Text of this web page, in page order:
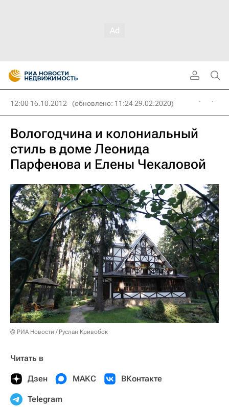
12:00 16.10.2012 (обновлено: 11:24 29.02.2020)
Вологодчина и колониальный
стиль в доме Леонида
Парфенова и Елены Чекаловой
© РИА Новости / Руслан Кривобок
Читать в
Дзен МАКС ВКонтакте
Telegram